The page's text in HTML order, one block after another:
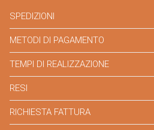
SPEDIZIONI
METODI DI PAGAMENTO
TEMPI DI REALIZZAZIONE
RESI
RICHIESTA FATTURA